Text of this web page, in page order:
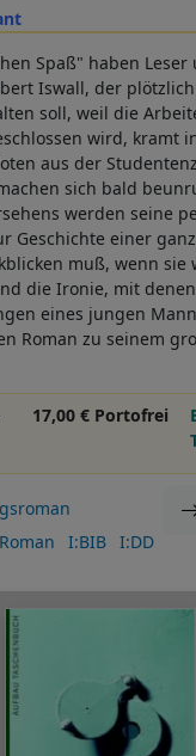
Spaß" haben Leser
Iswall, der
soll, weil die
wird, kramt
aus der
sich bald
werden seine
Geschichte einer
muß, wenn sie
die Ironie, mit
eines jungen
Roman zu seinem
17,00 € Portofrei
Roman I:BIB I:DD